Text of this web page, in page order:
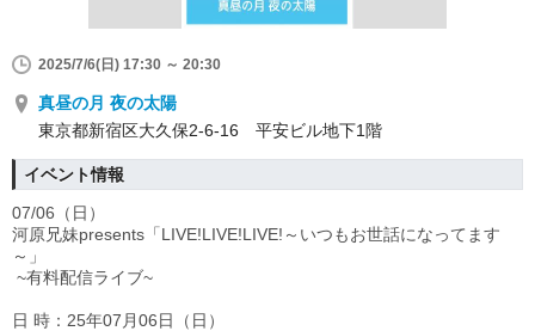
2025/7/6(日) 17:30 ～ 20:30
真昼の月 夜の太陽
東京都新宿区大久保2-6-16 平安ビル地下1階
イベント情報
07/06（日）
河原兄妹presents「LIVE!LIVE!LIVE!～いつもお世話になってます
～」
~有料配信ライブ~
日 時：25年07月06日（日）